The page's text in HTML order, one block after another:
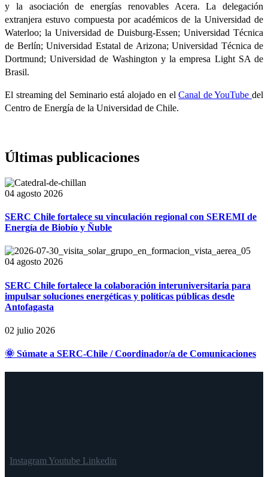
y la asociación de energías renovables Acera. La delegación
extranjera estuvo compuesta por académicos de la Universidad de
Waterloo; la Universidad de Duisburg-Essen; Universidad Técnica
de Berlín; Universidad Estatal de Arizona; Universidad Técnica de
Dortmund; Universidad de Washington y la empresa Light SA de
Brasil.
El streaming del Seminario está alojado en elCanal de YouTubedel
Centro de Energía de la Universidad de Chile.
Últimas publicaciones
04 agosto 2026
SERC Chile fortalece su vinculación regional con SEREMI de
Energía de Biobío y Ñuble
04 agosto 2026
SERC Chile fortalece la colaboración interuniversitaria para
impulsar soluciones energéticas y políticas públicas desde
Antofagasta
02 julio 2026
🌞 Súmate a SERC-Chile / Coordinador/a de Comunicaciones
InstagramYoutube Linkedin